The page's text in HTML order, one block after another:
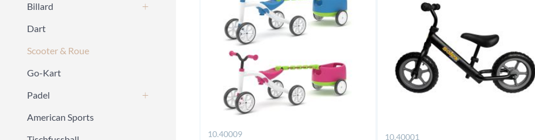
10.40009 10.40001
Billard
Dart
Scooter & Roue
Go-Kart
Padel
American Sports